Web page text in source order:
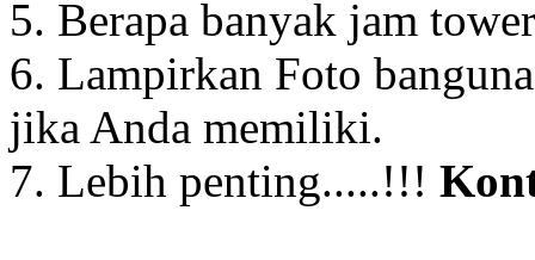
5. Berapa banyak jam
6. Lampirkan Foto
jika Anda memiliki.
7. Lebih penting.....!!!